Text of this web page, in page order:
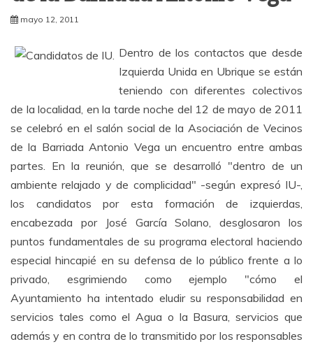
mayo 12, 2011
Dentro de los contactos que desde
Izquierda Unida en Ubrique se están
teniendo con diferentes colectivos
de la localidad, en la tarde noche del 12 de mayo de 2011
se celebró en el salón social de la Asociación de Vecinos
de la Barriada Antonio Vega un encuentro entre ambas
partes. En la reunión, que se desarrolló "dentro de un
ambiente relajado y de complicidad" -según expresó IU-,
los candidatos por esta formación de izquierdas,
encabezada por José García Solano, desglosaron los
puntos fundamentales de su programa electoral haciendo
especial hincapié en su defensa de lo público frente a lo
privado, esgrimiendo como ejemplo "cómo el
Ayuntamiento ha intentado eludir su responsabilidad en
servicios tales como el Agua o la Basura, servicios que
además y en contra de lo transmitido por los responsables